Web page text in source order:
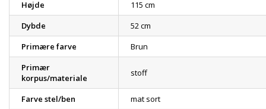
Højde
115 cm
Dybde
52 cm
Primære farve
Brun
Primær
korpus/materiale
stoff
Farve stel/ben
mat sort